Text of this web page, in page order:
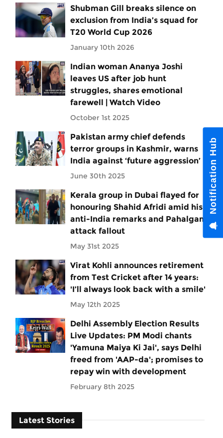
Shubman Gill breaks silence on
exclusion from India’s squad for
T20 World Cup 2026
January 10th 2026
Indian woman Ananya Joshi
leaves US after job hunt
struggles, shares emotional
farewell | Watch Video
October 1st 2025
Pakistan army chief defends
terror groups in Kashmir, warns
India against ‘future aggression’
June 30th 2025
Kerala group in Dubai flayed for
honouring Shahid Afridi amid his
anti-India remarks and Pahalgam
attack fallout
May 31st 2025
Virat Kohli announces retirement
from Test Cricket after 14 years:
'I’ll always look back with a smile'
May 12th 2025
Delhi Assembly Election Results
Live Updates: PM Modi chants
'Yamuna Maiya Ki Jai', says Delhi
freed from 'AAP-da'; promises to
repay win with development
February 8th 2025
Latest Stories
Notification Hub